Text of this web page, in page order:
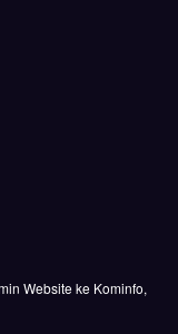
Website ke Kominfo,